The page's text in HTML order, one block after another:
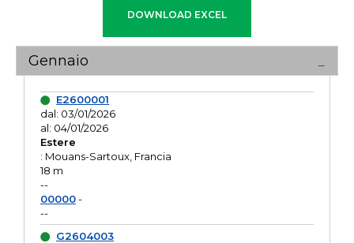
Gennaio
E2600001
dal: 03/01/2026
al: 04/01/2026
Estere
: Mouans-Sartoux, Francia
18 m
--
00000-
--
G2604003